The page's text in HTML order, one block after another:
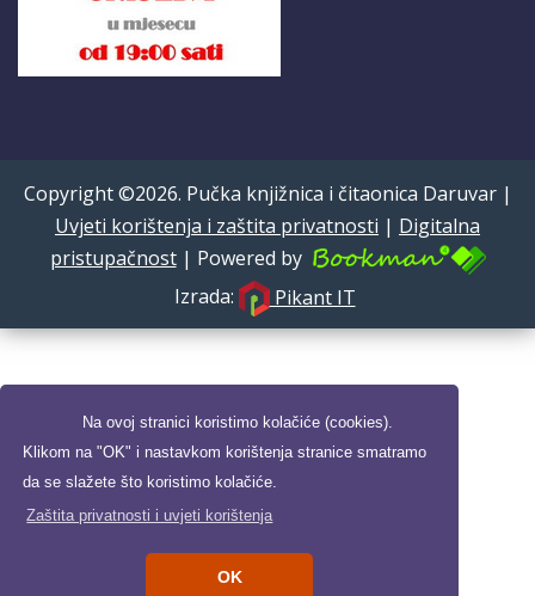
Na ovoj stranici koristimo kolačiće (cookies).
Klikom na "OK" i nastavkom korištenja stranice smatramo
da se slažete što koristimo kolačiće.
Zaštita privatnosti i uvjeti korištenja
OK
Copyright ©2026. Pučka knjižnica i čitaonica Daruvar |
Uvjeti korištenja i zaštita privatnosti | Digitalna
pristupačnost| Powered by
Izrada:
Pikant IT